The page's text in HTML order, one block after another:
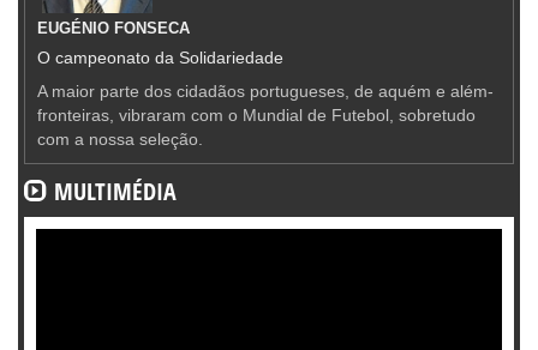
EUGÉNIO FONSECA
O campeonato da Solidariedade
A maior parte dos cidadãos portugueses, de aquém e além-
fronteiras, vibraram com o Mundial de Futebol, sobretudo
com a nossa seleção.
MULTIMÉDIA